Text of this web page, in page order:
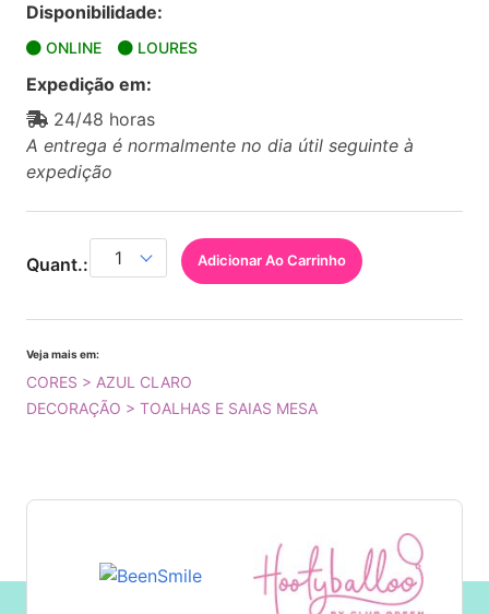
Disponibilidade:
ONLINE LOURES
Expedição em:
24/48 horas
A entrega é normalmente no dia útil seguinte à
expedição
Quant.: Adicionar Ao Carrinho
Veja mais em:
CORES > AZUL CLARO
DECORAÇÃO > TOALHAS E SAIAS MESA